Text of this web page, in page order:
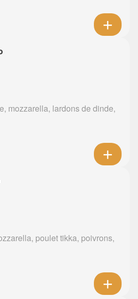
mozzarella, lardons de dinde,
poulet tikka, poivrons,